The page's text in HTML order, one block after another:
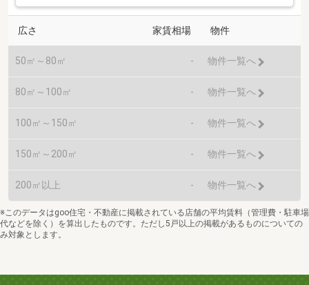
広さ 家賃相場 物件
50㎡～80㎡ - 物件一覧へ
80㎡～100㎡ - 物件一覧へ
100㎡～150㎡ - 物件一覧へ
150㎡～200㎡ - 物件一覧へ
200㎡以上 - 物件一覧へ
※このデータはgoo住宅・不動産に掲載されている店舗の平均賃料（管理費・駐車場
代などを除く）を算出したものです。ただし5戸以上の掲載があるものについての
み対象とします。